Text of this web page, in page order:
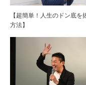
【超簡単！人生のドン底を
方法】